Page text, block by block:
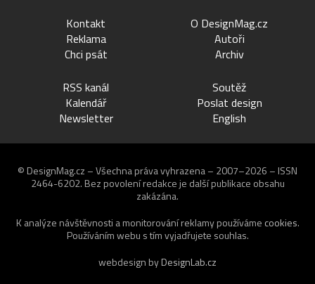
Kontakt
Reklama
Chci psát
O DesignMag.cz
Autoři
Archiv
RSS kanál
Kalendář
Newsletter
Soutěž
Poslat design
English
© DesignMag.cz – Všechna práva vyhrazena – 2007–2026 – ISSN
2464-6202. Bez povolení redakce je další publikace obsahu
zakázána.
K analýze návštěvnosti a monitorování reklamy používáme cookies.
Používáním webu s tím vyjadřujete souhlas.
webdesign byDesignLab.cz